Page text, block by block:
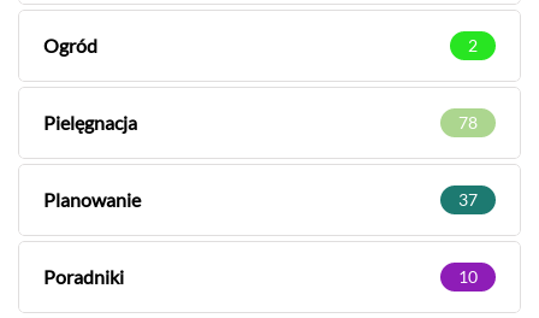
Ogród 2
Pielęgnacja 78
Planowanie 37
Poradniki 10